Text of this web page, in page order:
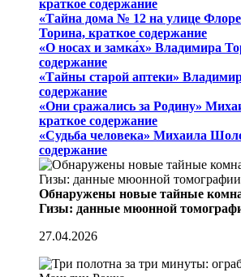
краткое содержание
«Тайна дома № 12 на улице
Торина, краткое содержание
«О носах и замка́х» Владимира
содержание
«Тайны старой аптеки»
содержание
«Они сражались за Родину»
краткое содержание
«Судьба человека» Михаила
содержание
Обнаружены новые тайные
Гизы: данные мюонной
27.04.2026